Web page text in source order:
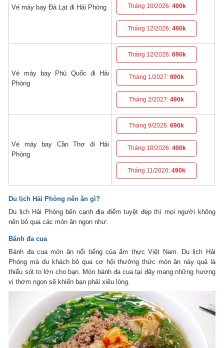
Vé máy bay Đà Lạt đi Hải Phòng Tháng 10/2026: 490k
Tháng 12/2026: 490k
Vé máy bay Phú Quốc đi Hải
Phòng
Tháng 12/2026: 690k
Tháng 1/2027:890k
Tháng 2/2027:490k
Vé máy bay Cần Thơ đi Hải
Phòng
Tháng 9/2026:690k
Tháng 10/2026: 490k
Tháng 11/2026:490k
Du lịch Hải Phòng nên ăn gì?
Du lịch Hải Phòng bên cạnh địa điểm tuyệt đẹp thì mọi người không
nên bỏ qua các món ăn ngon như:
Bánh đa cua
Bánh đa cua món ăn nổi tiếng của ẩm thực Việt Nam. Du lịch Hải
Phòng mà du khách bỏ qua cơ hội thưởng thức món ăn này quả là
thiếu sót to lớn cho bạn. Món bánh đa cua tại đây mang những hương
vị thơm ngon sẽ khiến bạn phải xiêu lòng.